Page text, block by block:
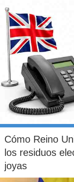
Cómo Reino
los residuos
joyas